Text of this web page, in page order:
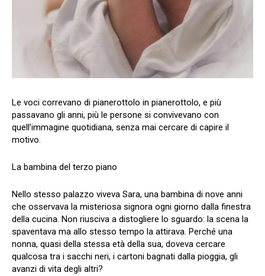
Le voci correvano di pianerottolo in pianerottolo, e più
passavano gli anni, più le persone si convivevano con
quell’immagine quotidiana, senza mai cercare di capire il
motivo.
La bambina del terzo piano
Nello stesso palazzo viveva Sara, una bambina di nove anni
che osservava la misteriosa signora ogni giorno dalla finestra
della cucina. Non riusciva a distogliere lo sguardo: la scena la
spaventava ma allo stesso tempo la attirava. Perché una
nonna, quasi della stessa età della sua, doveva cercare
qualcosa tra i sacchi neri, i cartoni bagnati dalla pioggia, gli
avanzi di vita degli altri?